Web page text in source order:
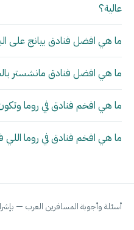
عالية؟
ما هي افضل فنادق بيانج على
ما هي افضل فنادق مانشستر
ما هي افخم فنادق في روما
ما هي افخم فنادق في روما
أسئلة وأجوبة المسافرين العرب —